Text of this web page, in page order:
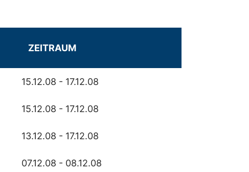
ZEITRAUM
15.12.08 - 17.12.08
15.12.08 - 17.12.08
13.12.08 - 17.12.08
07.12.08 - 08.12.08